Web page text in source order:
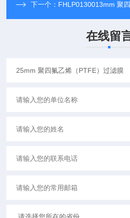
下一个： FHLP0130013mm 聚四
在线留